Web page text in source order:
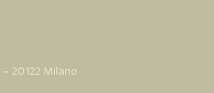
20122 Milano